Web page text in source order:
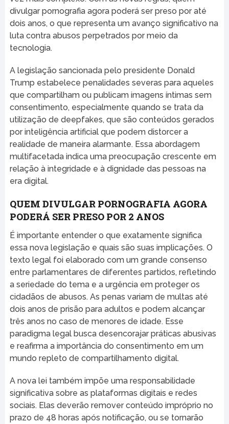
divulgar pornografia agora poderá ser preso por até
dois anos, o que representa um avanço significativo na
luta contra abusos perpetrados por meio da
tecnologia.
A legislação sancionada pelo presidente Donald
Trump estabelece penalidades severas para aqueles
que compartilham ou publicam imagens íntimas sem
consentimento, especialmente quando se trata da
utilização de deepfakes, que são conteúdos gerados
por inteligência artificial que podem distorcer a
realidade de maneira alarmante. Essa abordagem
multifacetada indica uma preocupação crescente em
relação à integridade e à dignidade das pessoas na
era digital.
QUEM DIVULGAR PORNOGRAFIA AGORA
PODERÁ SER PRESO POR 2 ANOS
É importante entender o que exatamente significa
essa nova legislação e quais são suas implicações. O
texto legal foi elaborado com um grande consenso
entre parlamentares de diferentes partidos, refletindo
a seriedade do tema e a urgência em proteger os
cidadãos de abusos. As penas variam de multas até
dois anos de prisão para adultos e podem alcançar
três anos no caso de menores de idade. Esse
paradigma legal busca desencorajar práticas abusivas
e reafirma a importância do consentimento em um
mundo repleto de compartilhamento digital.
A nova lei também impõe uma responsabilidade
significativa sobre as plataformas digitais e redes
sociais. Elas deverão remover conteúdo impróprio no
prazo de 48 horas após notificação, ou se tornarão